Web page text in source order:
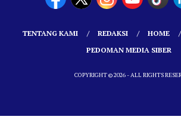
TENTANG KAMI REDAKSI HOME
PEDOMAN MEDIA SIBER
COPYRIGHT © 2026 - ALL RIGHTS